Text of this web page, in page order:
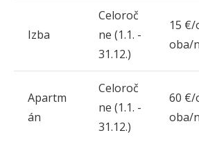
Izba
Celoroč
ne (1.1. -
31.12.)
15 €/
oba/
Apartm
án
Celoroč
ne (1.1. -
31.12.)
60 €/
oba/